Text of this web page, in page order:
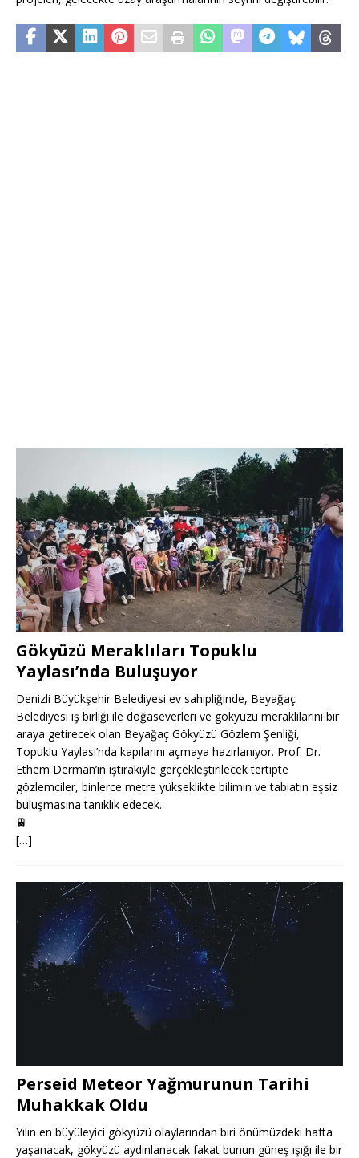
Gökyüzü Meraklıları Topuklu
Yaylası’nda Buluşuyor
Denizli Büyükşehir Belediyesi ev sahipliğinde, Beyağaç
Belediyesi iş birliği ile doğaseverleri ve gökyüzü meraklılarını bir
araya getirecek olan Beyağaç Gökyüzü Gözlem Şenliği,
Topuklu Yaylası’nda kapılarını açmaya hazırlanıyor. Prof. Dr.
Ethem Derman’ın iştirakiyle gerçekleştirilecek tertipte
gözlemciler, binlerce metre yükseklikte bilimin ve tabiatın eşsiz
buluşmasına tanıklık edecek.
🚆
[…]
Perseid Meteor Yağmurunun Tarihi
Muhakkak Oldu
Yılın en büyüleyici gökyüzü olaylarından biri önümüzdeki hafta
yaşanacak, gökyüzü aydınlanacak fakat bunun güneş ışığı ile bir